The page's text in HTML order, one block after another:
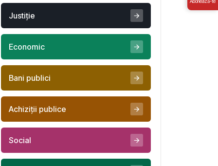
Justiţie
Economic
Bani publici
Achiziţii publice
Social